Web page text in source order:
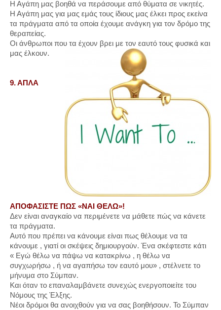
Η Αγάπη μας βοηθά να περάσουμε από θύματα σε νικητές.
Η Αγάπη μας για μας εμάς τους ίδιους μας έλκει προς εκείνα
τα πράγματα από τα οποία έχουμε ανάγκη για τον δρόμο της
θεραπείας.
Οι άνθρωποι που τα έχουν βρει με τον εαυτό τους φυσικά και
μας έλκουν.
9. ΑΠΛΑ
ΑΠΟΦΑΣΙΣΤΕ ΠΩΣ «ΝΑΙ ΘΕΛΩ»!
Δεν είναι αναγκαίο να περιμένετε να μάθετε πώς να κάνετε
τα πράγματα.
Αυτό που πρέπει να κάνουμε είναι πως θέλουμε να τα
κάνουμε , γιατί οι σκέψεις δημιουργούν. Ένα σκέφτεστε κάτι
« Εγώ θέλω να πάψω να κατακρίνω , η θέλω να
συγχωρήσω , ή να αγαπήσω τον εαυτό μου» , στέλνετε το
μήνυμα στο Σύμπαν.
Και όταν το επαναλαμβάνετε συνεχώς ενεργοποιείτε του
Νόμους της Έλξης.
Νέοι δρόμοι θα ανοιχθούν για να σας βοηθήσουν. Το Σύμπαν